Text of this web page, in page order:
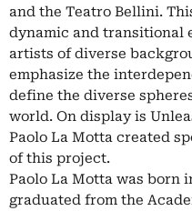
and the Teatro Bellini.
dynamic and transitional
artists of diverse
emphasize the
define the diverse
world. On display is
Paolo La Motta created
of this project.
Paolo La Motta was born
graduated from the